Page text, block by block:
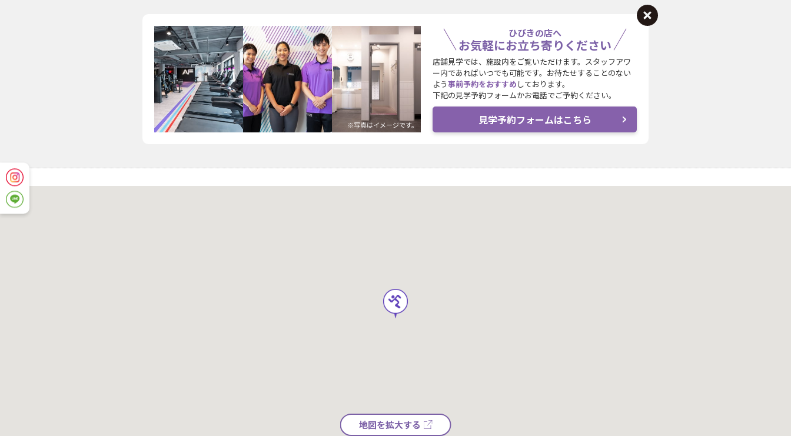
ひびきの店へ
お気軽にお立ち寄りください
※写真はイメージです。
店舗見学では、施設内をご覧いただけます。スタッフアワ
ー内であればいつでも可能です。お待たせすることのない
よう事前予約をおすすめ しております。
下記の見学予約フォームかお電話でご予約ください。
見学予約フォームはこちら
地図を拡大する